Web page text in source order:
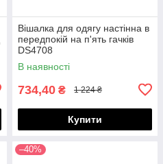
Вішалка для одягу настінна в
передпокій на п'ять гачків
DS4708
В наявності
734,40 ₴ 1 224 ₴
Купити
–40%